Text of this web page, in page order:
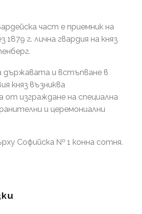
част е приемник на
1879 г. лична гвардия на княз
държавата и встъпване в
княз възниква
изграждане на специална
и церемониални
Софийска № 1 конна сотня.